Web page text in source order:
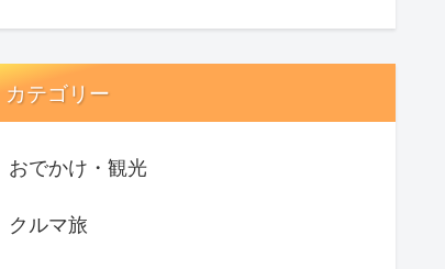
カテゴリー
おでかけ・観光
クルマ旅